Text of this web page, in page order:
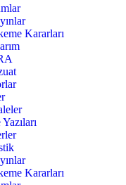
Kararları
Kararları